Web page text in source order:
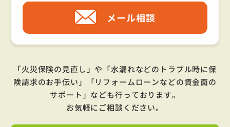
メール相談
「火災保険の見直し」や「水漏れなどのトラブル時に保
険請求のお手伝い」「リフォームローンなどの資金面の
サポート」 なども行っております。
お気軽にご相談ください。